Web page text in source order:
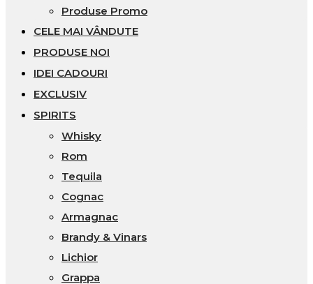
Produse Promo
CELE MAI VÂNDUTE
PRODUSE NOI
IDEI CADOURI
EXCLUSIV
SPIRITS
Whisky
Rom
Tequila
Cognac
Armagnac
Brandy & Vinars
Lichior
Grappa